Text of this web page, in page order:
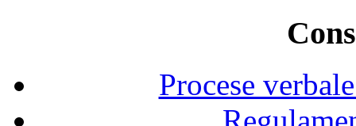
Procese